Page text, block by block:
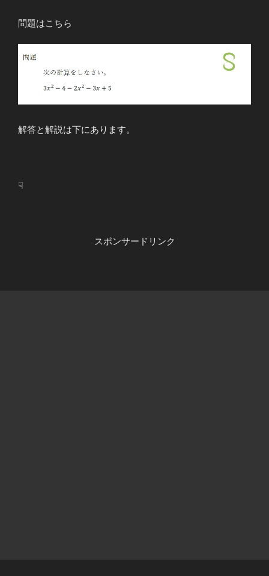
問題はこちら
解答と解説は下にあります。
☟
スポンサードリンク